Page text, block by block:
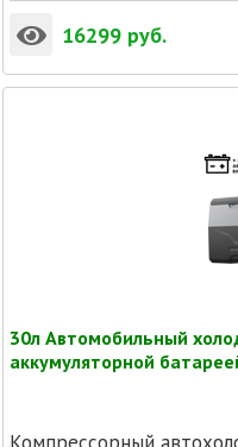
16299 руб.
30л Автомобильный
аккумуляторной